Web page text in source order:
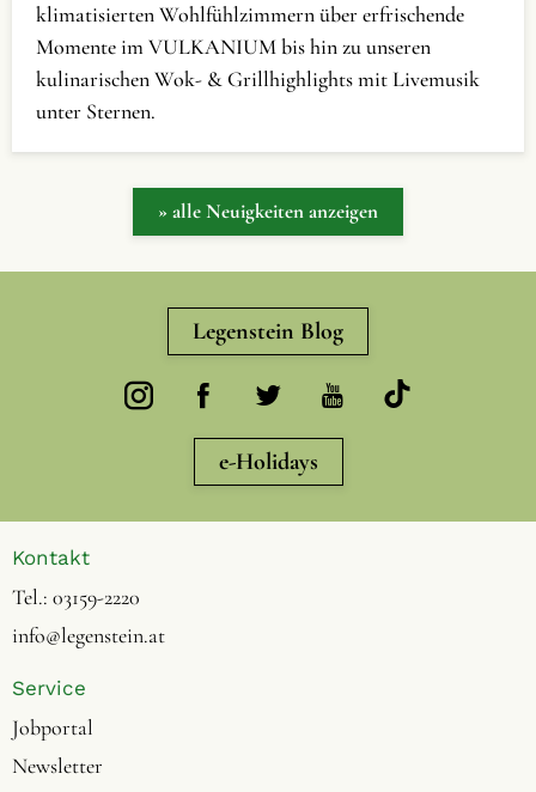
klimatisierten Wohlfühlzimmern über erfrischende
Momente im VULKANIUM bis hin zu unseren
kulinarischen Wok- & Grillhighlights mit Livemusik
unter Sternen.
» alle Neuigkeiten anzeigen
Legenstein Blog
e-Holidays
Kontakt
Tel.: 03159-2220
info@legenstein.at
Service
Jobportal
Newsletter